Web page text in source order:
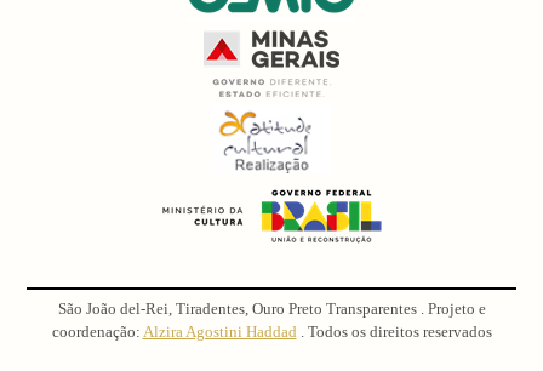
São João del-Rei, Tiradentes, Ouro Preto Transparentes . Projeto e
coordenação: Alzira Agostini Haddad . Todos os direitos reservados